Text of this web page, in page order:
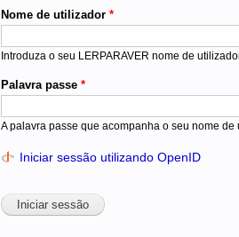
Nome de utilizador *
Introduza o seu LERPARAVER nome de
Palavra passe *
A palavra passe que acompanha o seu nome de
Iniciar sessão utilizando OpenID